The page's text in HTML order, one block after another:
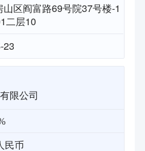
山区阎富路69号院37号楼-1
二层10
23
限公司
民币